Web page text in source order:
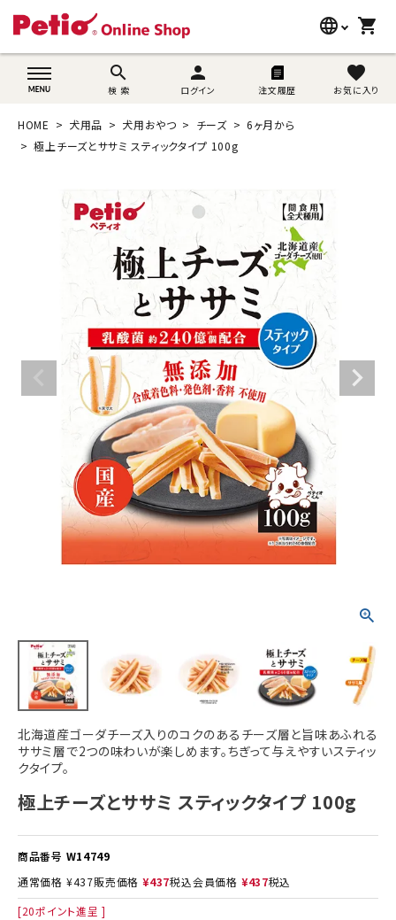
language
wovn-lang-name
shopping_cart
search
検 索
person
ログイン 注文履歴
favorite
お気に入り
search
猫用品
ブランド別に探す
目的別に探す
ご利用案内
ACCOUNT MENU
ようこそ ゲスト 様
ログイン person 新規会員登録
HOME 犬用品 犬用おやつ チーズ
6ヶ月から
極上チーズとササミ スティックタイプ 100g
北海道産ゴーダチーズ入りのコクのあるチーズ層と旨味あふれる
ササミ層で2つの味わいが楽しめます。ちぎって与えやすいスティッ
クタイプ。
極上チーズとササミ スティックタイプ 100g
商品番号 W14749
通常価格 ¥437販売価格 ¥437税込会員価格 ¥437税込
[20ポイント進呈 ]